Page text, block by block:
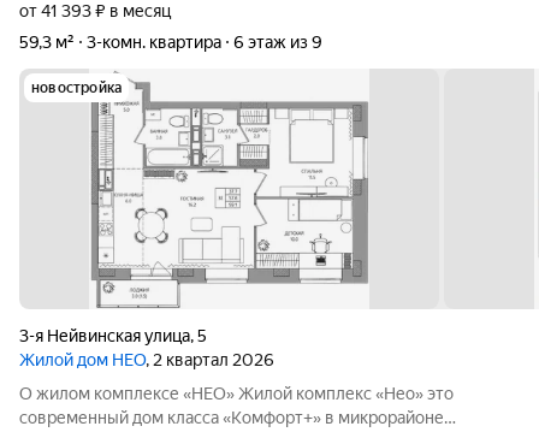
от 41 393 ₽ в месяц
59,3 м²
3-комн. квартира 6 этаж из 9
новостройка
3-я Нейвинская улица,5
Жилой дом НЕО, 2 квартал 2026
О жилом комплексе «НЕО» Жилой комплекс «Нео» это
современный дом класса «Комфорт+» в микрорайоне